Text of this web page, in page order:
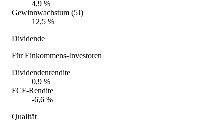
4,9 %
Gewinnwachstum (5J)
12,5 %
Dividende
Für Einkommens-Investoren
Dividendenrendite
0,9 %
FCF-Rendite
-6,6 %
Qualität